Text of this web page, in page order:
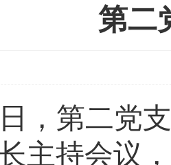
第二
，第二党
主持会议